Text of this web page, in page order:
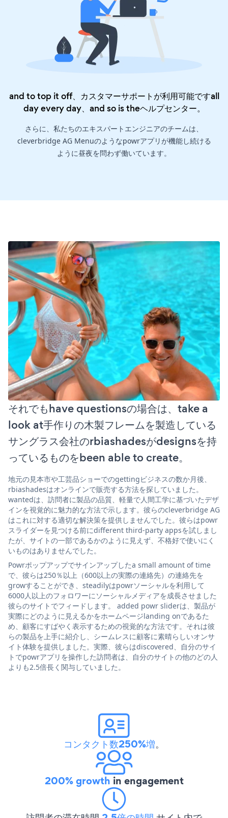
and to top it off、カスタマーサポートが利用可能ですall
day every day、and so is theヘルプセンター。
さらに、私たちのエキスパートエンジニアのチームは、
cleverbridge AG Menuのようなpowrアプリが機能し続ける
ように昼夜を問わず働いています。
それでもhave questionsの場合は、take a
look at手作りの木製フレームを製造している
サングラス会社のrbiashadesがdesignsを持
っているものをbeen able to create。
地元の見本市や工芸品ショーでのgettingビジネスの数か月後、
rbiashadesはオンラインで販売する方法を探していました。
wantedは、訪問者に製品の品質、軽量で人間工学に基づいたデザ
インを視覚的に魅力的な方法で示します。彼らのcleverbridge AG
はこれに対する適切な解決策を提供しませんでした。彼らはpowr
スライダーを見つける前にdifferent third-party appsを試しまし
たが、サイトの一部であるかのように見えず、不格好で使いにく
いものはありませんでした。
Powrポップアップでサインアップしたa small amount of time
で、彼らは250％以上（600以上の実際の連絡先）の連絡先を
growすることができ、steadilyはpowrソーシャルを利用して
6000人以上のフォロワーにソーシャルメディアを成長させました
彼らのサイトでフィードします。 added powr sliderは、製品が
実際にどのように見えるかをホームページlanding onであるた
め、顧客にすばやく表示するための視覚的な方法です。それは彼
らの製品を上手に紹介し、シームレスに顧客に素晴らしいオンサ
イト体験を提供しました。実際、彼らはdiscovered、自分のサイ
トでpowrアプリを操作した訪問者は、自分のサイトの他のどの人
よりも2.5倍長く関与していました。
コンタクト数250%増。
200% growth in engagement